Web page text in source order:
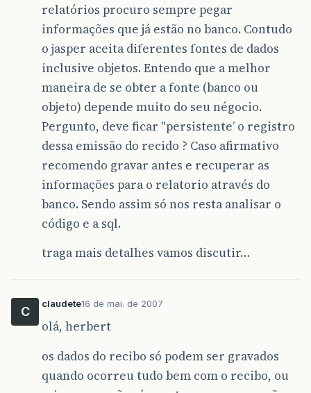
relatórios procuro sempre pegar
informações que já estão no banco. Contudo
o jasper aceita diferentes fontes de dados
inclusive objetos. Entendo que a melhor
maneira de se obter a fonte (banco ou
objeto) depende muito do seu négocio.
Pergunto, deve ficar "persistente’ o registro
dessa emissão do recido ? Caso afirmativo
recomendo gravar antes e recuperar as
informações para o relatorio através do
banco. Sendo assim só nos resta analisar o
código e a sql.
traga mais detalhes vamos discutir…
C
claudete16 de mai. de 2007
olá, herbert
os dados do recibo só podem ser gravados
quando ocorreu tudo bem com o recibo, ou